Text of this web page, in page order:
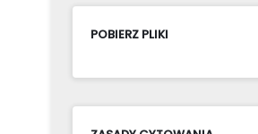
POBIERZ PLIKI